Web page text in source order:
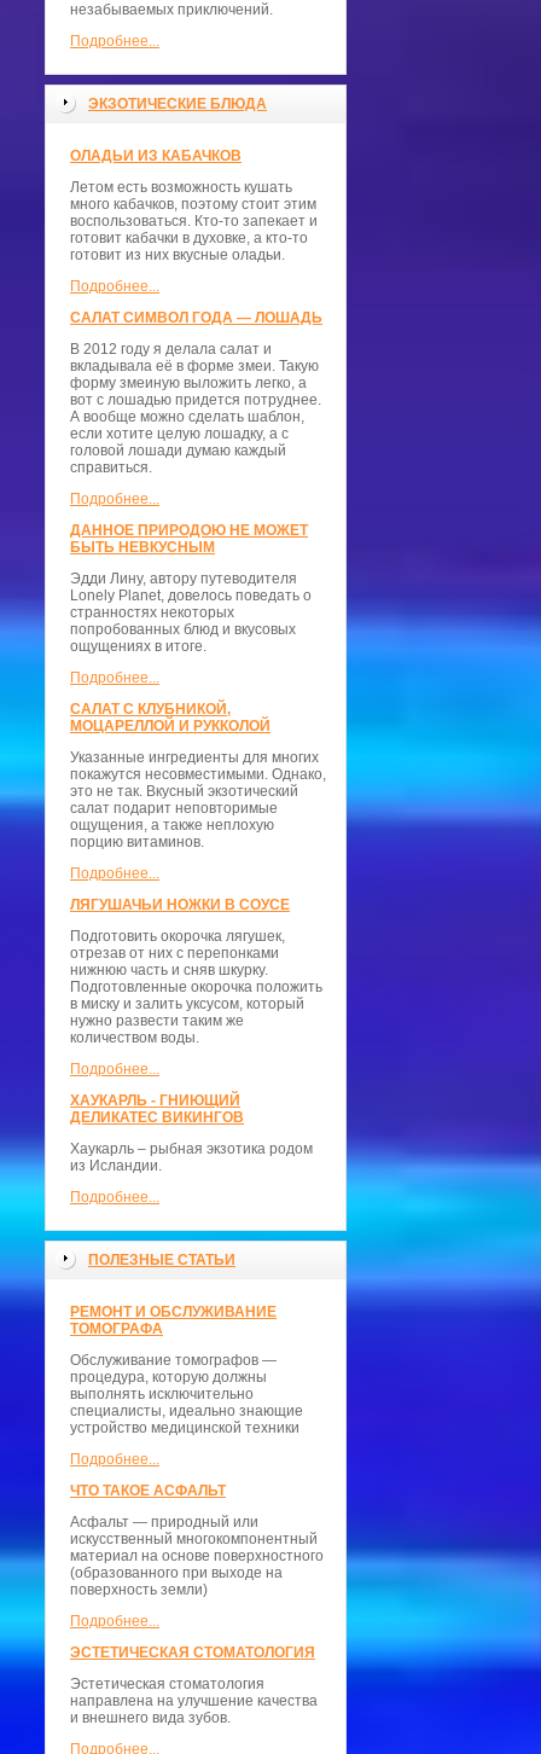
незабываемых приключений.
Подробнее...
ЭКЗОТИЧЕСКИЕ БЛЮДА
ОЛАДЬИ ИЗ КАБАЧКОВ
Летом есть возможность кушать
много кабачков, поэтому стоит этим
воспользоваться. Кто-то запекает и
готовит кабачки в духовке, а кто-то
готовит из них вкусные оладьи.
Подробнее...
САЛАТ СИМВОЛ ГОДА — ЛОШАДЬ
В 2012 году я делала салат и
вкладывала её в форме змеи. Такую
форму змеиную выложить легко, а
вот с лошадью придется потруднее.
А вообще можно сделать шаблон,
если хотите целую лошадку, а с
головой лошади думаю каждый
справиться.
Подробнее...
ДАННОЕ ПРИРОДОЮ НЕ МОЖЕТ
БЫТЬ НЕВКУСНЫМ
Эдди Лину, автору путеводителя
Lonely Planet, довелось поведать о
странностях некоторых
попробованных блюд и вкусовых
ощущениях в итоге.
Подробнее...
САЛАТ С КЛУБНИКОЙ,
МОЦАРЕЛЛОЙ И РУККОЛОЙ
Указанные ингредиенты для многих
покажутся несовместимыми. Однако,
это не так. Вкусный экзотический
салат подарит неповторимые
ощущения, а также неплохую
порцию витаминов.
Подробнее...
ЛЯГУШАЧЬИ НОЖКИ В СОУСЕ
Подготовить окорочка лягушек,
отрезав от них с перепонками
нижнюю часть и сняв шкурку.
Подготовленные окорочка положить
в миску и залить уксусом, который
нужно развести таким же
количеством воды.
Подробнее...
ХАУКАРЛЬ - ГНИЮЩИЙ
ДЕЛИКАТЕС ВИКИНГОВ
Хаукарль – рыбная экзотика родом
из Исландии.
Подробнее...
ПОЛЕЗНЫЕ СТАТЬИ
РЕМОНТ И ОБСЛУЖИВАНИЕ
ТОМОГРАФА
Обслуживание томографов —
процедура, которую должны
выполнять исключительно
специалисты, идеально знающие
устройство медицинской техники
Подробнее...
ЧТО ТАКОЕ АСФАЛЬТ
Асфальт — природный или
искусственный многокомпонентный
материал на основе поверхностного
(образованного при выходе на
поверхность земли)
Подробнее...
ЭСТЕТИЧЕСКАЯ СТОМАТОЛОГИЯ
Эстетическая стоматология
направлена на улучшение качества
и внешнего вида зубов.
Подробнее...